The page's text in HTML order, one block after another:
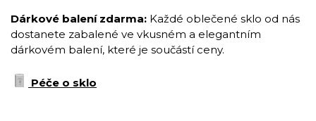
Dárkové balení zdarma: Každé oblečené sklo od nás
dostanete zabalené ve vkusném a elegantním
dárkovém balení, které je součástí ceny.
Péče o sklo